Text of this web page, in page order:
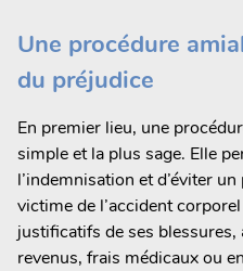
Une procédure
du préjudice
En premier lieu, une
simple et la plus sage. Elle
l’indemnisation et d’éviter
victime de l’accident
justificatifs de ses
revenus, frais médicaux ou